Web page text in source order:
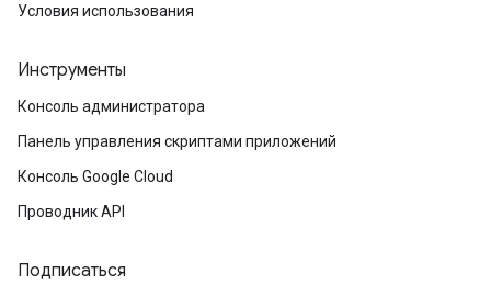
Условия использования
Инструменты
Консоль администратора
Панель управления скриптами приложений
Консоль Google Cloud
Проводник API
Подписаться